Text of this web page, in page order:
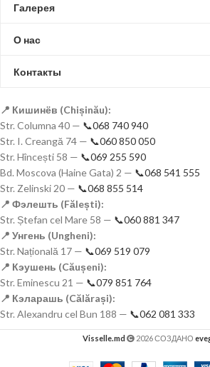
Галерея
О нас
Контакты
📍 Кишинёв (Chișinău):
Str. Columna 40 — 📞068 740 940
Str. I. Creangă 74 — 📞060 850 050
Str. Hîncești 58 — 📞069 255 590
Bd. Moscova (Haine Gata) 2 — 📞068 541 555
Str. Zelinski 20 — 📞068 855 514
📍 Фэлешть (Fălești):
Str. Ștefan cel Mare 58 — 📞060 881 347
📍 Унгень (Ungheni):
Str. Națională 17 — 📞069 519 079
📍 Кэушень (Căușeni):
Str. Eminescu 21 — 📞079 851 764
📍 Кэларашь (Călărași):
Str. Alexandru cel Bun 188 — 📞062 081 333
Visselle.md 2026 СОЗДАНО